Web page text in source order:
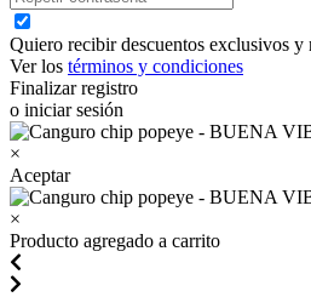
Quiero recibir descuentos exclusivos y
Ver los términos y condiciones
Finalizar registro
o iniciar sesión
×
Aceptar
×
Producto agregado a carrito